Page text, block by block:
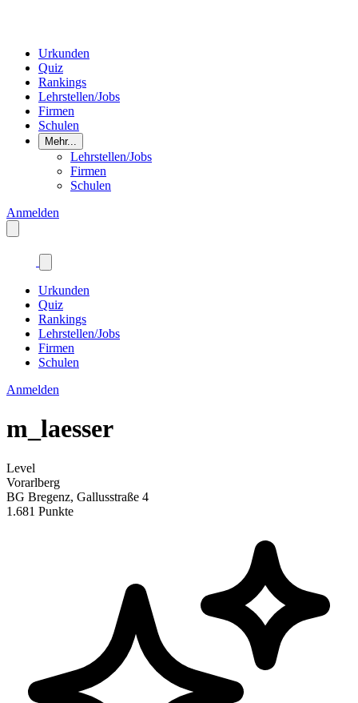
Urkunden
Quiz
Rankings
Lehrstellen/Jobs
Firmen
Schulen
Mehr...
Lehrstellen/Jobs
Firmen
Schulen
Anmelden
Urkunden
Quiz
Rankings
Lehrstellen/Jobs
Firmen
Schulen
Anmelden
m_laesser
Level
Vorarlberg
BG Bregenz, Gallusstraße 4
1.681 Punkte